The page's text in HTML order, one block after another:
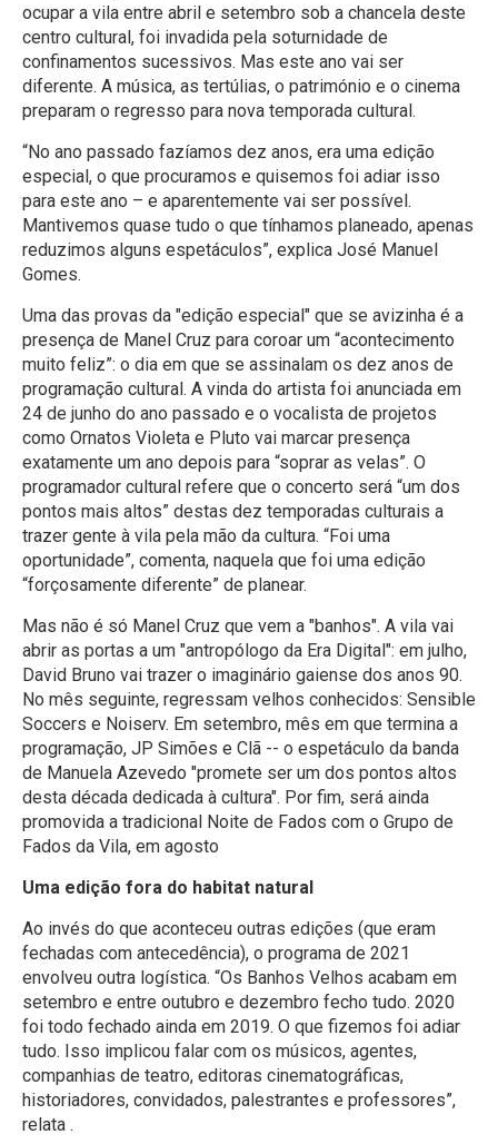
ocupar a vila entre abril e setembro sob a chancela deste
centro cultural, foi invadida pela soturnidade de
confinamentos sucessivos. Mas este ano vai ser
diferente. A música, as tertúlias, o património e o cinema
preparam o regresso para nova temporada cultural.
“No ano passado fazíamos dez anos, era uma edição
especial, o que procuramos e quisemos foi adiar isso
para este ano – e aparentemente vai ser possível.
Mantivemos quase tudo o que tínhamos planeado, apenas
reduzimos alguns espetáculos”, explica José Manuel
Gomes.
Uma das provas da "edição especial" que se avizinha é a
presença de Manel Cruz para coroar um “acontecimento
muito feliz”: o dia em que se assinalam os dez anos de
programação cultural. A vinda do artista foi anunciada em
24 de junho do ano passado e o vocalista de projetos
como Ornatos Violeta e Pluto vai marcar presença
exatamente um ano depois para “soprar as velas”. O
programador cultural refere que o concerto será “um dos
pontos mais altos” destas dez temporadas culturais a
trazer gente à vila pela mão da cultura. “Foi uma
oportunidade”, comenta, naquela que foi uma edição
“forçosamente diferente” de planear.
Mas não é só Manel Cruz que vem a "banhos". A vila vai
abrir as portas a um "antropólogo da Era Digital": em julho,
David Bruno vai trazer o imaginário gaiense dos anos 90.
No mês seguinte, regressam velhos conhecidos: Sensible
Soccers e Noiserv. Em setembro, mês em que termina a
programação, JP Simões e Clã -- o espetáculo da banda
de Manuela Azevedo "promete ser um dos pontos altos
desta década dedicada à cultura". Por fim, será ainda
promovida a tradicional Noite de Fados com o Grupo de
Fados da Vila, em agosto
Uma edição fora do habitat natural
Ao invés do que aconteceu outras edições (que eram
fechadas com antecedência), o programa de 2021
envolveu outra logística. “Os Banhos Velhos acabam em
setembro e entre outubro e dezembro fecho tudo. 2020
foi todo fechado ainda em 2019. O que fizemos foi adiar
tudo. Isso implicou falar com os músicos, agentes,
companhias de teatro, editoras cinematográficas,
historiadores, convidados, palestrantes e professores”,
relata .